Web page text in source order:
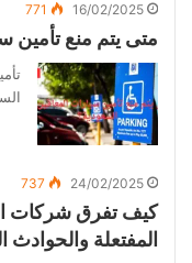
16/02/2025
771
متى يتم منع تأمين
24/02/2025
737
كيف تفرق شركات
المفتعلة